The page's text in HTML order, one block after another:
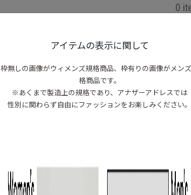
0
アイテムの表示に関して
枠無しの画像がウィメンズ規格商品、 枠有りの画像がメン
格商品です。
※あくまで製造上の規格であり、アナザーアドレスでは
性別に関わらず自由にファッションをお楽しみください。